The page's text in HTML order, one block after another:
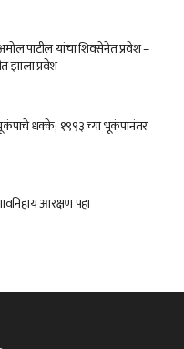
पाटील यांचा शिवसेनेत प्रवेश –
झाला प्रवेश
धक्के; १९९३ च्या भूकंपानंतर
आरक्षण पहा